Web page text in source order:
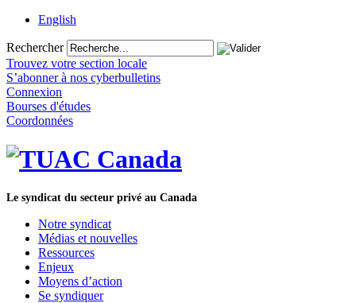
English
Rechercher
Trouvez votre section locale
S’abonner à nos cyberbulletins
Connexion
Bourses d'études
Coordonnées
Le syndicat du secteur privé au Canada
Notre syndicat
Médias et nouvelles
Ressources
Enjeux
Moyens d’action
Se syndiquer